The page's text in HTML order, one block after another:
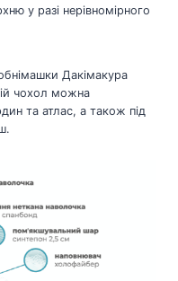
у разі нерівномірного
Дакімакура
чохол можна
та атлас, а також під